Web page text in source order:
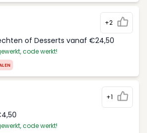
+2
of Desserts vanaf €24,50
code werkt!
+1
code werkt!